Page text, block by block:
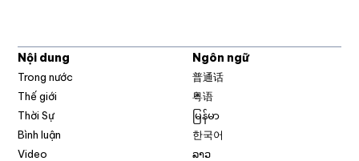
Nội dung
Trong nước
Thế giới
Thời Sự
Bình luận
Video
Ngôn ngữ
普通话
粤语
မြန်မာ
한국어
ລາວ